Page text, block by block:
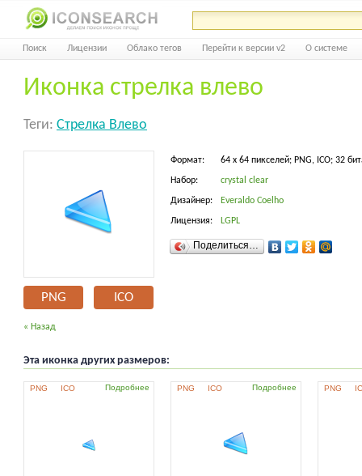
Поиск Лицензии Облако тегов Перейти к версии v2 О системе
Иконка стрелка влево
Теги: Стрелка Влево
PNG ICO
Формат: 64 x 64 пикселей; PNG, ICO; 32
Набор: crystal clear
Дизайнер: Everaldo Coelho
Лицензия: LGPL
Поделиться…
« Назад
Эта иконка других размеров:
PNG ICO Подробнее PNG ICO Подробнее PNG